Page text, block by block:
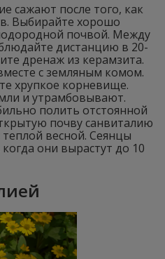
сажают после того, как
Выбирайте хорошо
почвой. Между
дистанцию в 20-
дренаж из керамзита.
с земляным комом.
хрупкое корневище.
и утрамбовывают.
полить отстоянной
почву санвиталию
весной. Сеянцы
они вырастут до 10